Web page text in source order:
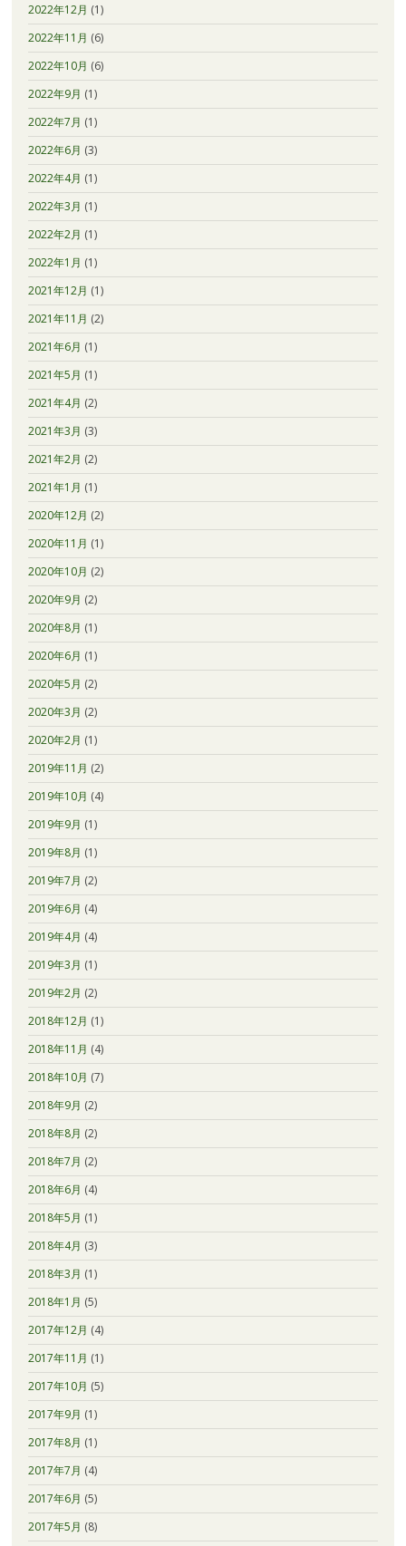
2022年12月 (1)
2022年11月 (6)
2022年10月 (6)
2022年9月 (1)
2022年7月 (1)
2022年6月 (3)
2022年4月 (1)
2022年3月 (1)
2022年2月 (1)
2022年1月 (1)
2021年12月 (1)
2021年11月 (2)
2021年6月 (1)
2021年5月 (1)
2021年4月 (2)
2021年3月 (3)
2021年2月 (2)
2021年1月 (1)
2020年12月 (2)
2020年11月 (1)
2020年10月 (2)
2020年9月 (2)
2020年8月 (1)
2020年6月 (1)
2020年5月 (2)
2020年3月 (2)
2020年2月 (1)
2019年11月 (2)
2019年10月 (4)
2019年9月 (1)
2019年8月 (1)
2019年7月 (2)
2019年6月 (4)
2019年4月 (4)
2019年3月 (1)
2019年2月 (2)
2018年12月 (1)
2018年11月 (4)
2018年10月 (7)
2018年9月 (2)
2018年8月 (2)
2018年7月 (2)
2018年6月 (4)
2018年5月 (1)
2018年4月 (3)
2018年3月 (1)
2018年1月 (5)
2017年12月 (4)
2017年11月 (1)
2017年10月 (5)
2017年9月 (1)
2017年8月 (1)
2017年7月 (4)
2017年6月 (5)
2017年5月 (8)